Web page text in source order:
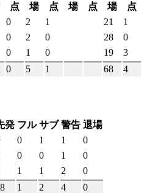
点
場
点
場
点
場
点
0 2 1 21
1
0 2 0 28
0
0 1 0 19
3
0 5 1 68 4
発 フル サブ 警告 退場
0 1 1
0
0 0 1
0
1 1 2
0
1 2 4 0